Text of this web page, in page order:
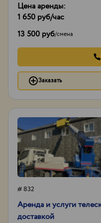
Цена аренды:
1 650 руб/час
13 500 руб/смена
Заказать
# 832
Аренда и услуги
доставкой